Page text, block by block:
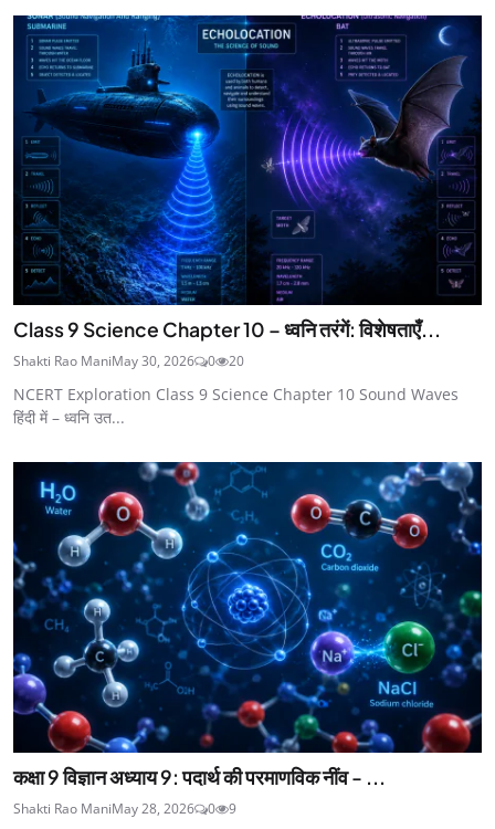
Class 9 Science Chapter 10 – ध्वनि तरंगें: विशेषताएँ...
Shakti Rao ManiMay 30, 2026 0 20
NCERT Exploration Class 9 Science Chapter 10 Sound Waves
हिंदी में – ध्वनि उत...
कक्षा 9 विज्ञान अध्याय 9: पदार्थ की परमाणविक नींव - ...
Shakti Rao ManiMay 28, 2026 0 9